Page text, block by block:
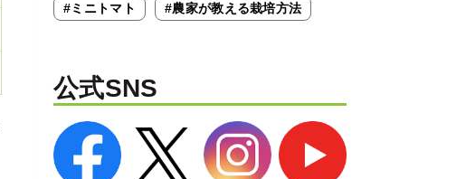
#ミニトマト #農家が教える栽培方法
公式SNS